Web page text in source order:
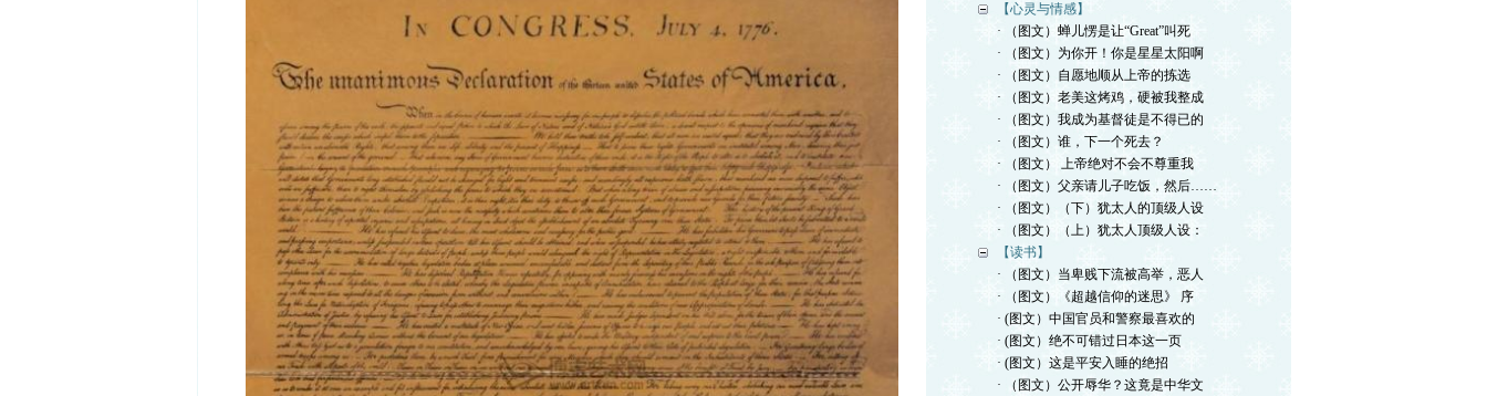
【心灵与情感】
· （图文）蝉儿愣是让“Great”叫死
· （图文）为你开！你是星星太阳啊
· （图文）自愿地顺从上帝的拣选
· （图文）老美这烤鸡，硬被我整成
· （图文）我成为基督徒是不得已的
· （图文）谁，下一个死去？
· （图文） 上帝绝对不会不尊重我
· （图文）父亲请儿子吃饭，然后……
· （图文）（下）犹太人的顶级人设
· （图文）（上）犹太人顶级人设：
【读书】
· （图文）当卑贱下流被高举，恶人
· （图文）《超越信仰的迷思》 序
· (图文）中国官员和警察最喜欢的
· (图文）绝不可错过日本这一页
· (图文）这是平安入睡的绝招
· （图文）公开辱华？这竟是中华文